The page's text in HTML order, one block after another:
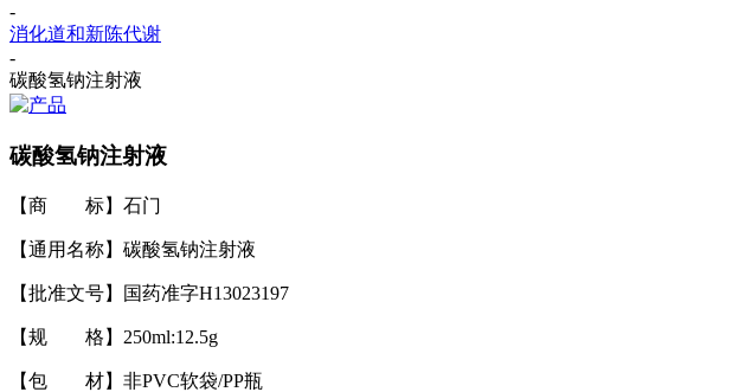
-
消化道和新陈代谢
-
碳酸氢钠注射液
碳酸氢钠注射液
【商 标】石门
【通用名称】碳酸氢钠注射液
【批准文号】国药准字H13023197
【规 格】250ml:12.5g
【包 材】非PVC软袋/PP瓶